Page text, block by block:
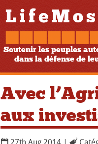
Soutenir les peuples
dans la défense de
Avec
aux